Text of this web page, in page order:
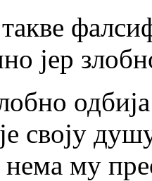
јер
своју
нема му